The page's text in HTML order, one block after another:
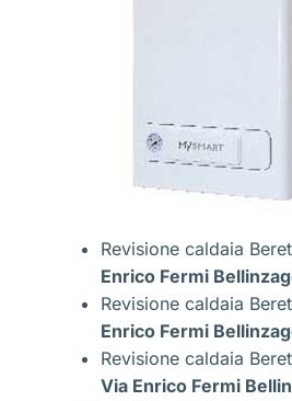
Revisione caldaia
Enrico Fermi
Revisione caldaia
Enrico Fermi
Revisione caldaia
Via Enrico Fermi